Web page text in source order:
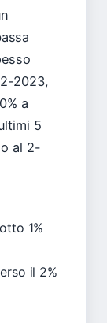
2023,
a
5
al 2-
1%
il 2%